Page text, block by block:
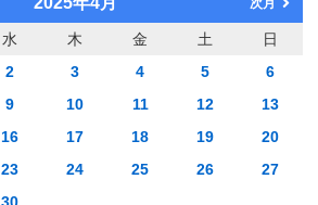
水 木 金 土
日
2 3 4 5
6
9 10 11 12
13
16 17 18 19
20
23 24 25 26
27
30